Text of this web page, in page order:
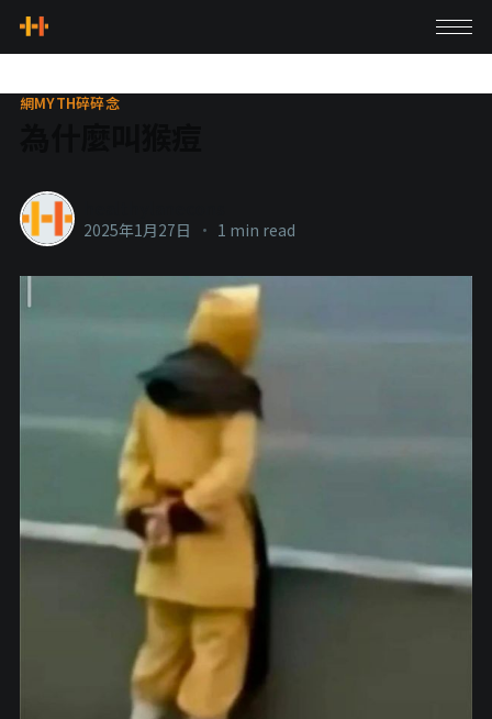
網MYTH碎碎念
2025年1月27日 • 1 min read